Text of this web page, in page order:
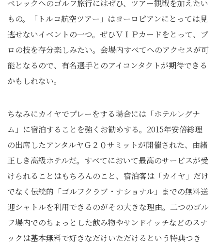
ベレックへのゴルフ旅行にはぜひ、ツアー観戦を加えたい
もの。「トルコ航空ツアー」はヨーロピアンにとっては見
逃せないイベントの一つ。ぜひＶＩＰカードをとって、プ
ロの技を存分楽しみたい。会場内すべてへのアクセスが可
能となるので、有名選手とのアイコンタクトが期待できる
かもしれない。
ちなみにカイヤでプレーをする場合には「ホテルレグナ
ム」に宿泊することを強くお勧めする。2015年安倍総理
の出席したアンタルヤＧ２０サミットが開催された、由緒
正しき高級ホテルだ。すべてにおいて最高のサービスが受
けられることはもちろんのこと、宿泊客は「カイヤ」だけ
でなく伝統的「ゴルフクラブ・ナショナル」までの無料送
迎シャトルを利用できるのがその大きな理由。二つのゴル
フ場内でのちょっとした飲み物やサンドイッチなどのスナ
ックは基本無料で好きなだけいただけるという特典つき